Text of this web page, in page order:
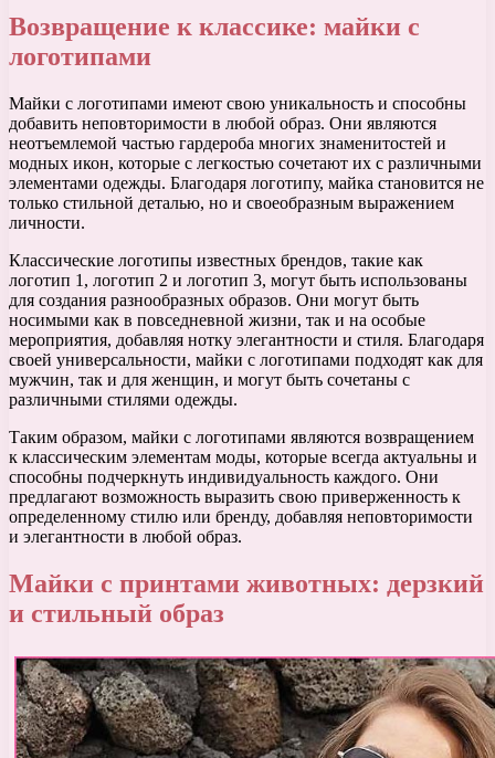
Возвращение к классике: майки с
логотипами
Майки с логотипами имеют свою уникальность и способны
добавить неповторимости в любой образ. Они являются
неотъемлемой частью гардероба многих знаменитостей и
модных икон, которые с легкостью сочетают их с различными
элементами одежды. Благодаря логотипу, майка становится не
только стильной деталью, но и своеобразным выражением
личности.
Классические логотипы известных брендов, такие как
логотип 1, логотип 2 и логотип 3, могут быть использованы
для создания разнообразных образов. Они могут быть
носимыми как в повседневной жизни, так и на особые
мероприятия, добавляя нотку элегантности и стиля. Благодаря
своей универсальности, майки с логотипами подходят как для
мужчин, так и для женщин, и могут быть сочетаны с
различными стилями одежды.
Таким образом, майки с логотипами являются возвращением
к классическим элементам моды, которые всегда актуальны и
способны подчеркнуть индивидуальность каждого. Они
предлагают возможность выразить свою приверженность к
определенному стилю или бренду, добавляя неповторимости
и элегантности в любой образ.
Майки с принтами животных: дерзкий
и стильный образ